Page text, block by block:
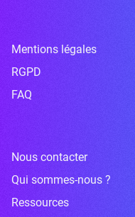
Mentions légales
RGPD
FAQ
Nous contacter
Qui sommes-nous ?
Ressources